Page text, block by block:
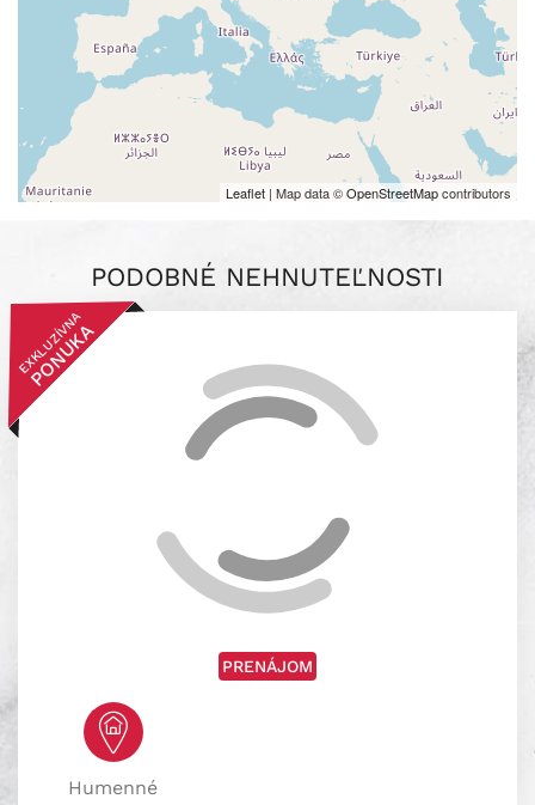
Leaflet | Map data ©OpenStreetMapcontributors
PODOBNÉ NEHNUTEĽNOSTI
EXKLUZÍVNA
PONUKA
PRENÁJOM
Humenné